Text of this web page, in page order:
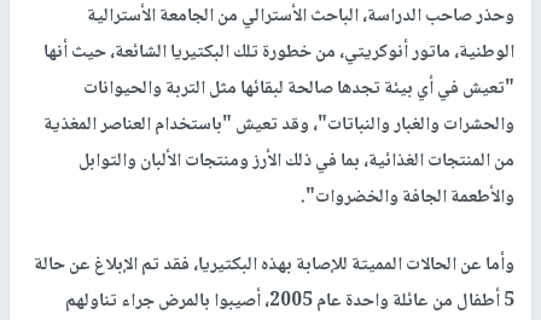
وحذر صاحب الدراسة، الباحث الأسترالي من الجامعة الأسترالية
الوطنية، ماتور أنوكريتي، من خطورة تلك البكتيريا الشائعة، حيث أنها
"تعيش في أي بيئة تجدها صالحة لبقائها مثل التربة والحيوانات
والحشرات والغبار والنباتات"، وقد تعيش "باستخدام العناصر المغذية
من المنتجات الغذائية، بما في ذلك الأرز ومنتجات الألبان والتوابل
والأطعمة الجافة والخضروات".
وأما عن الحالات المميتة للإصابة بهذه البكتيريا، فقد تم الإبلاغ عن حالة
5 أطفال من عائلة واحدة عام 2005، أصيبوا بالمرض جراء تناولهم